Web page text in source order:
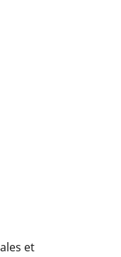
et